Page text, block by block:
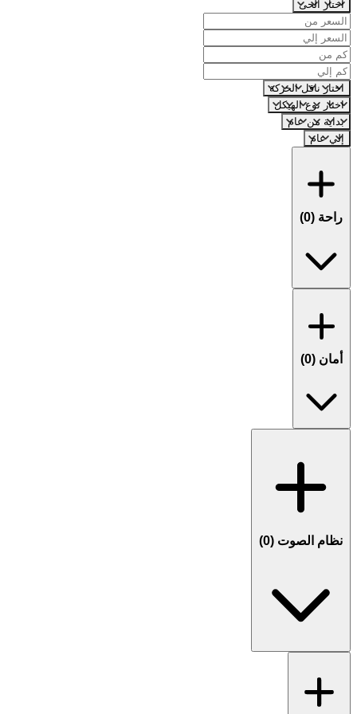
اختار الحى
اختار ناقل الحركة
اختار نوع الهيكل
بداية من عام
إلي عام
راحة (0
)
أمان (0
)
نظام الصوت (0
)